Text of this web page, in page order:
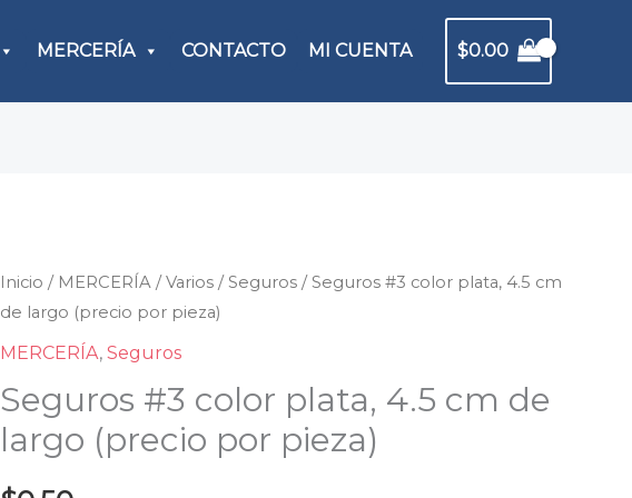
MERCERÍA CONTACTO MI CUENTA $0.00
Inicio / MERCERÍA /Varios /Seguros / Seguros #3 color plata, 4.5 cm
de largo (precio por pieza)
MERCERÍA,Seguros
Seguros #3 color plata, 4.5 cm de
largo (precio por pieza)
Seguros
#3
color
4.5
cm